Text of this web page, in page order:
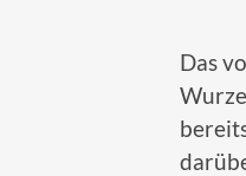
Das